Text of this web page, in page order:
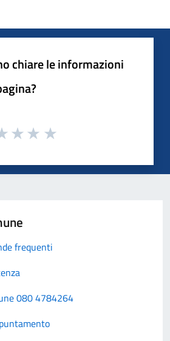
chiare le informazioni
frequenti
080 4784264